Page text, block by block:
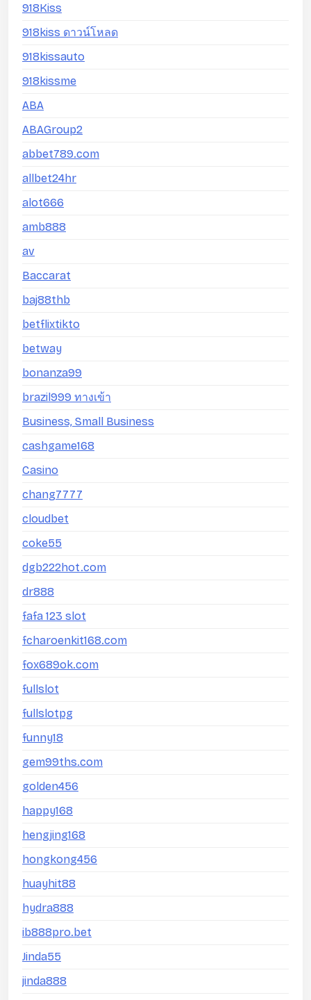
918Kiss
918kiss ดาวน์โหลด
918kissauto
918kissme
ABA
ABAGroup2
abbet789.com
allbet24hr
alot666
amb888
av
Baccarat
baj88thb
betflixtikto
betway
bonanza99
brazil999 ทางเข้า
Business, Small Business
cashgame168
Casino
chang7777
cloudbet
coke55
dgb222hot.com
dr888
fafa 123 slot
fcharoenkit168.com
fox689ok.com
fullslot
fullslotpg
funny18
gem99ths.com
golden456
happy168
hengjing168
hongkong456
huayhit88
hydra888
ib888pro.bet
Jinda55
jinda888